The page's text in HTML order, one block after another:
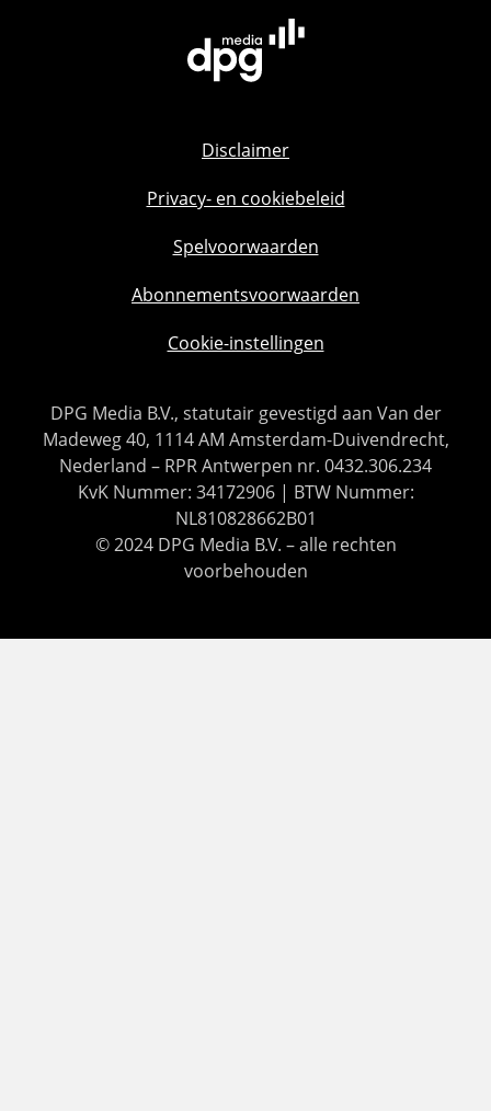
Disclaimer
Privacy- en cookiebeleid
Spelvoorwaarden
Abonnementsvoorwaarden
Cookie-instellingen
DPG Media B.V., statutair gevestigd aan Van der
Madeweg 40, 1114 AM Amsterdam-Duivendrecht,
Nederland – RPR Antwerpen nr. 0432.306.234
KvK Nummer: 34172906 | BTW Nummer:
NL810828662B01
© 2024 DPG Media B.V. – alle rechten
voorbehouden